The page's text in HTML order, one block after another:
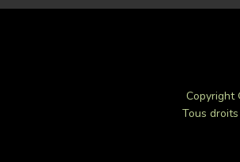
Copyright
Tous